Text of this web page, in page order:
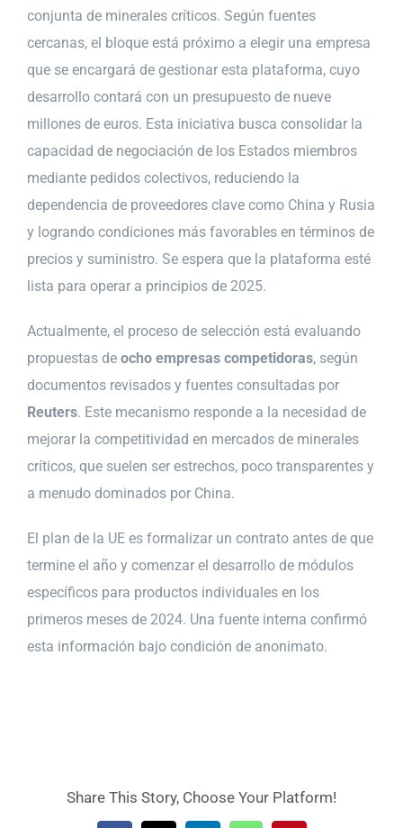
conjunta de minerales críticos. Según fuentes
cercanas, el bloque está próximo a elegir una empresa
que se encargará de gestionar esta plataforma, cuyo
desarrollo contará con un presupuesto de nueve
millones de euros. Esta iniciativa busca consolidar la
capacidad de negociación de los Estados miembros
mediante pedidos colectivos, reduciendo la
dependencia de proveedores clave como China y Rusia
y logrando condiciones más favorables en términos de
precios y suministro. Se espera que la plataforma esté
lista para operar a principios de 2025.
Actualmente, el proceso de selección está evaluando
propuestas de ocho empresas competidoras, según
documentos revisados y fuentes consultadas por
Reuters. Este mecanismo responde a la necesidad de
mejorar la competitividad en mercados de minerales
críticos, que suelen ser estrechos, poco transparentes y
a menudo dominados por China.
El plan de la UE es formalizar un contrato antes de que
termine el año y comenzar el desarrollo de módulos
específicos para productos individuales en los
primeros meses de 2024. Una fuente interna confirmó
esta información bajo condición de anonimato.
Share This Story, Choose Your Platform!